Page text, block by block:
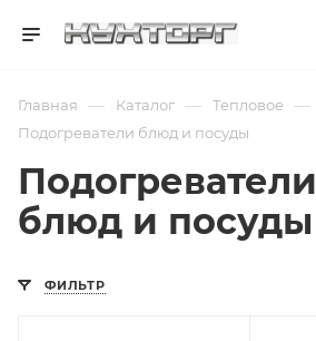
Главная — Каталог — Тепловое —
Подогреватели блюд и посуды
Подогреватели
блюд и посуды
ФИЛЬТР